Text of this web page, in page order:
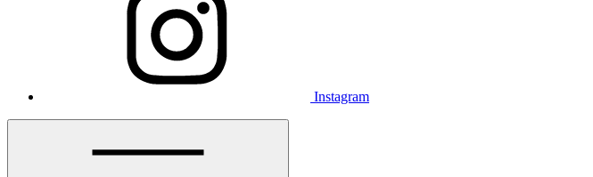
Instagram